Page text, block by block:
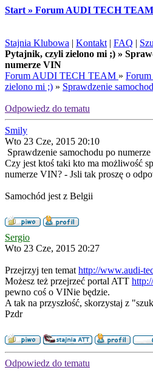
Start » Forum AUDI TECH TEAM
Stajnia Klubowa | Kontakt | FAQ |
Pytajnik, czyli zielono mi ;) »
numerze VIN
Forum AUDI TECH TEAM » Forum
zielono mi ;) » Sprawdzenie
Odpowiedz do tematu
Smily
Wto 23 Cze, 2015 20:10
Sprawdzenie samochodu po
Czy jest ktoś taki kto ma możliwość
numerze VIN? - Jsli tak proszę o
Samochód jest z Belgii
Sergio
Wto 23 Cze, 2015 20:27
Przejrzyj ten temat http://www.audi-
Możesz też przejrzeć portal ATT
pewno coś o VINie będzie.
A tak na przyszłość, skorzystaj z
Pzdr
Odpowiedz do tematu